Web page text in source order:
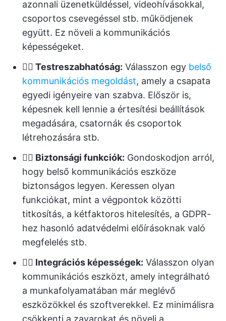
azonnali üzenetküldéssel, videohívásokkal,
csoportos csevegéssel stb. működjenek
együtt. Ez növeli a kommunikációs
képességeket.
👉🏻 Testreszabhatóság: Válasszon egy belső
kommunikációs megoldást, amely a csapata
egyedi igényeire van szabva. Először is,
képesnek kell lennie a értesítési beállítások
megadására, csatornák és csoportok
létrehozására stb.
👉🏻 Biztonsági funkciók: Gondoskodjon arról,
hogy belső kommunikációs eszköze
biztonságos legyen. Keressen olyan
funkciókat, mint a végpontok közötti
titkosítás, a kétfaktoros hitelesítés, a GDPR-
hez hasonló adatvédelmi előírásoknak való
megfelelés stb.
👉🏻 Integrációs képességek: Válasszon olyan
kommunikációs eszközt, amely integrálható
a munkafolyamatában már meglévő
eszközökkel és szoftverekkel. Ez minimálisra
csökkenti a zavarokat és növeli a